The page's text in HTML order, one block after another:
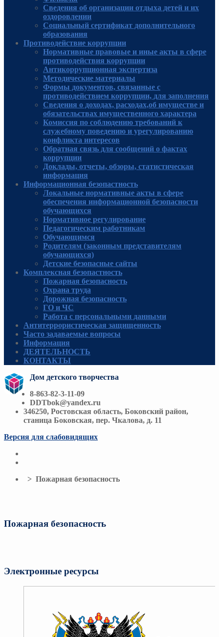
Сведения об организации отдыха детей и их
оздоровлении
Социальный сертификат дополнительного
образования
Противодействие коррупции
Нормативные правовые и иные акты в сфере
противодействия коррупции
Антикоррупционная экспертиза
Методические материалы
Формы документов, связанные с
противодействием коррупции, для заполнения
Сведения о доходах, расходах,об имуществе и
обязательствах имущественного характера
Комиссия по соблюдению требований к
служебному поведению и урегулированию
конфликта интересов
Обратная связь для сообщений о фактах
коррупции
Доклады, отчеты, обзоры, статистическая
информация
Информационная безопастность
Локальные нормативные акты в сфере
обеспечения информационной безопасности
обучающихся
Нормативное регулирование
Педагогическим работникам
Обучающимся
Родителям (законным представителям
обучающихся)
Детские безопасные сайты
Комплексная безопастность
Пожарная безопасность
Охрана труда
Дорожная безопасность
ГО и ЧС
Работа с персональными данными
Антитеррористическая защищенность
Часто задаваемые вопросы
Информация
ДЕЯТЕЛЬНОСТЬ
КОНТАКТЫ
Дом детского творчества
8-863-82-3-11-09
DDTbok@yandex.ru
346250, Ростовская область, Боковский район,
станица Боковская, пер. Чкалова, д. 11
Версия для слабовидящих
> Пожарная безопасность
Пожарная безопасность
Электронные ресурсы